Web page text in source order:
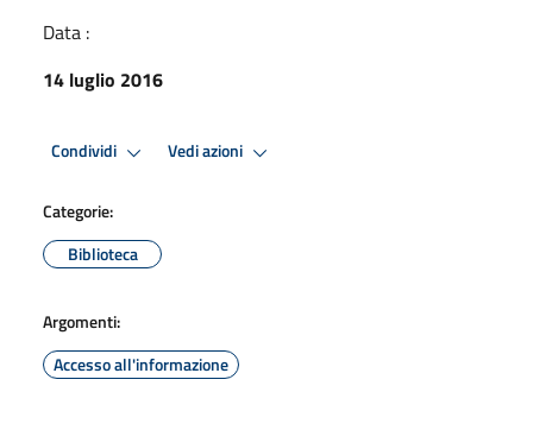
Data :
14 luglio 2016
Condividi Vedi azioni
Categorie:
Biblioteca
Argomenti:
Accesso all'informazione